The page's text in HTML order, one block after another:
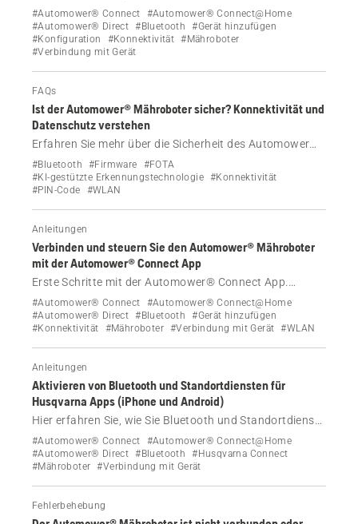
der Bluetooth-Verbindung oder der Kopplung mit Ihrem
Husqvarna Automower® Mähroboter zu beheben.
#Automower® Connect
#Automower® Connect@Home
#Automower® Direct #Bluetooth
#Gerät hinzufügen
#Konfiguration
#Konnektivität #Mähroboter
#Verbindung mit Gerät
FAQs
Ist der Automower® Mähroboter sicher? Konnektivität und
Datenschutz verstehen
Erfahren Sie mehr über die Sicherheit des Automower®
Mähroboters: wie WLAN-Verbindungen geschützt
werden, welche Daten weitergegeben werden und wie
Sie Ihren Mähroboter vor Hackerangriffen schützen
können.
#Bluetooth #Firmware
#FOTA
#KI-gestützte Erkennungstechnologie #Konnektivität
#PIN-Code
#WLAN
Anleitungen
Verbinden und steuern Sie den Automower® Mähroboter
mit der Automower® Connect App
Erste Schritte mit der Automower® Connect App.
Erfahren Sie, wie Sie Ihren Mähroboter über Bluetooth,
WLAN oder ein mobiles Netzwerk herunterladen,
verbinden und fernsteuern.
#Automower® Connect
#Automower® Connect@Home
#Automower® Direct #Bluetooth
#Gerät hinzufügen
#Konnektivität
#Mähroboter #Verbindung mit Gerät #WLAN
Anleitungen
Aktivieren von Bluetooth und Standortdiensten für
Husqvarna Apps (iPhone und Android)
Hier erfahren Sie, wie Sie Bluetooth und Standortdienste
auf Ihrem iPhone oder Android-Gerät aktivieren, um Ihre
Husqvarna Geräte mit Apps wie Automower® Connect
oder Husqvarna Connect zu verbinden.
#Automower® Connect
#Automower® Connect@Home
#Automower® Direct #Bluetooth
#Husqvarna Connect
#Mähroboter
#Verbindung mit Gerät
Fehlerbehebung